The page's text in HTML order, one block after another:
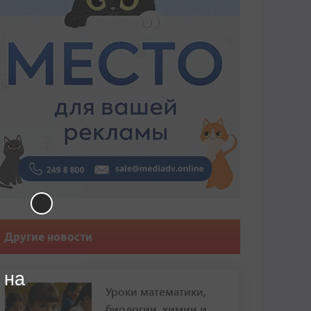
Другие новости
Уроки математики,